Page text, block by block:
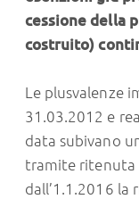
cessione della
costruito)
Le plusvalenze
31.03.2012 e
data subivano
tramite ritenuta
dall’1.1.2016 la